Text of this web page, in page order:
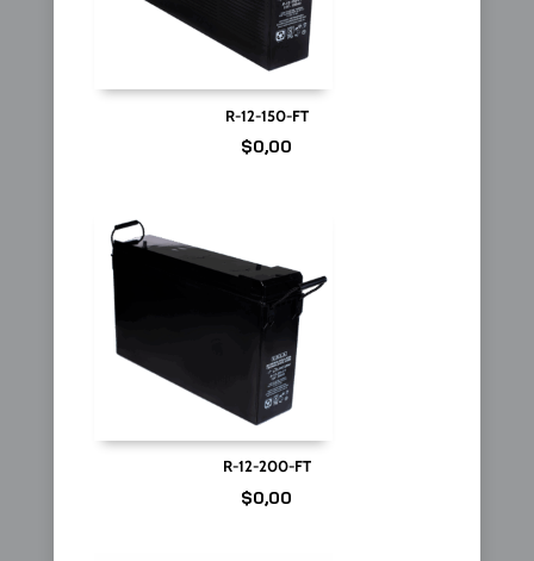
R-12-150-FT
$0,00
R-12-200-FT
$0,00